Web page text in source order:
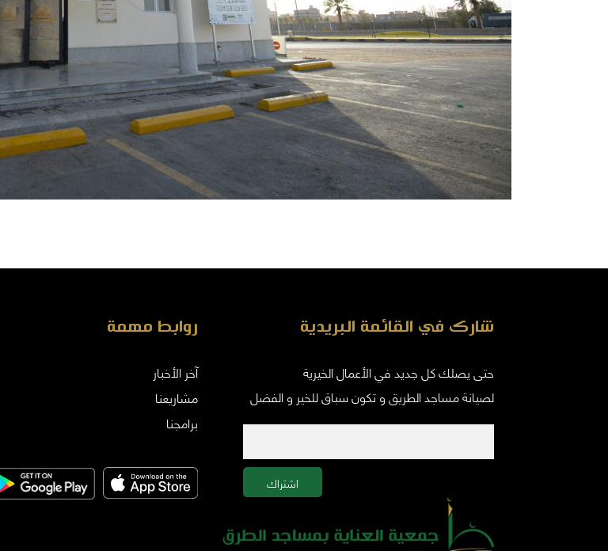
شارك في القائمة البريدية
حتى يصلك كل جديد في الأعمال الخيرية
لصيانة مساجد الطريق و تكون سباق للخير و الفضل
اشتراك
روابط مهمة
آخر الأخبار
مشاريعنا
برامجنا